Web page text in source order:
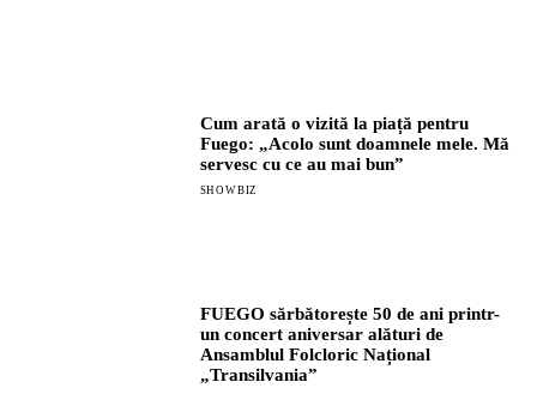
Cum arată o vizită la piață pentru
Fuego: „Acolo sunt doamnele mele. Mă
servesc cu ce au mai bun”
SHOWBIZ
FUEGO sărbătorește 50 de ani printr-
un concert aniversar alături de
Ansamblul Folcloric Național
„Transilvania”